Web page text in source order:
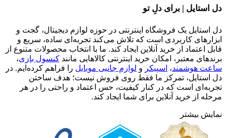
دل استایل | برای دلِ تو
دل استایل یک فروشگاه اینترنتی در حوزه لوازم دیجیتال، گجت و
ابزارهای کاربردی است که تلاش می‌کند تجربه‌ای ساده، سریع و
قابل اعتماد از خرید آنلاین ایجاد کند. ما با انتخاب محصولات متنوع از
برندهای معتبر، امکان خرید اینترنتی کالاهایی مانند کنسول بازی،
ساعت هوشمند، اسپیکر و لوازم جانبی موبایل را فراهم کرده‌ایم. در
دل استایل، تمرکز ما فقط روی فروش نیست؛ هدف ساختن
تجربه‌ای است که در کنار کیفیت، حس اعتماد و راحتی را در هر
مرحله از خرید آنلاین برای شما ایجاد کند.
نمایش بیشتر